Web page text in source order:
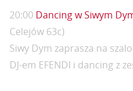
20:00 Dancing w Siwym
Celejów 63c)
Siwy Dym zaprasza na
DJ-em EFENDI i dancing z